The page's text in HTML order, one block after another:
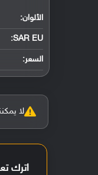
الألوان:
SAR EU:
السعر:
لا
اترك